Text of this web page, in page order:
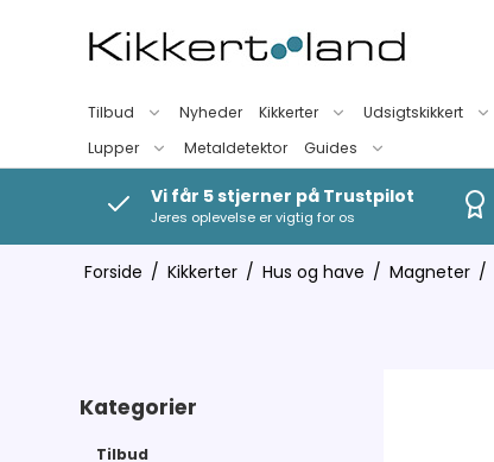
Tilbud Nyheder Kikkerter Udsigtskikkert
Lupper
Metaldetektor Guides
Vi får 5 stjerner på Trustpilot
Jeres oplevelse er vigtig for os
Forside / Kikkerter / Hus og have / Magneter /
Kategorier
Tilbud